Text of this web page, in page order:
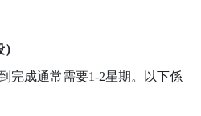
完成通常需要1-2星期。以下係